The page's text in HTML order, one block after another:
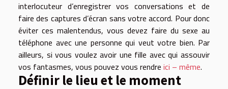
interlocuteur d’enregistrer vos conversations et de
faire des captures d’écran sans votre accord. Pour donc
éviter ces malentendus, vous devez faire du sexe au
téléphone avec une personne qui veut votre bien. Par
ailleurs, si vous voulez avoir une fille avec qui assouvir
vos fantasmes, vous pouvez vous rendre ici – même.
Définir le lieu et le moment